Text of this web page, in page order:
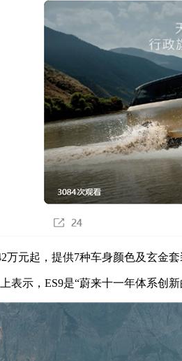
元起，提供7种车身颜色及玄金套
示，ES9是“蔚来十一年体系创新